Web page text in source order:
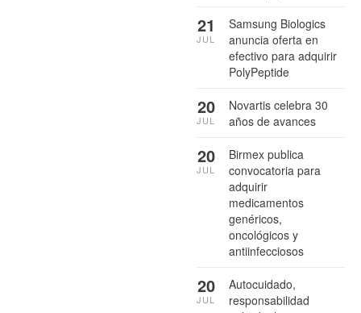
Samsung Biologics
anuncia oferta en
efectivo para adquirir
PolyPeptide
21
JUL
Novartis celebra 30
años de avances
20
JUL
Birmex publica
convocatoria para
adquirir
medicamentos
genéricos,
oncológicos y
antiinfecciosos
20
JUL
Autocuidado,
responsabilidad
20
JUL